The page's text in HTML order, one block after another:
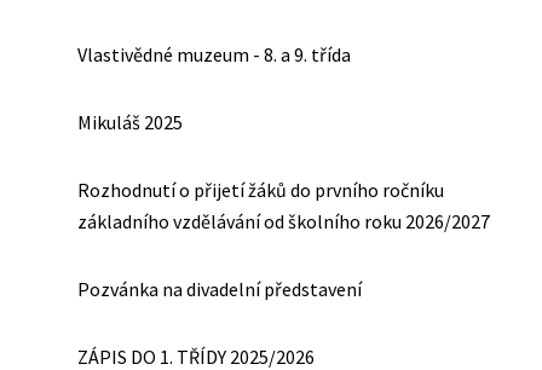
Vlastivědné muzeum - 8. a 9. třída
Mikuláš 2025
Rozhodnutí o přijetí žáků do prvního ročníku
základního vzdělávání od školního roku 2026/2027
Pozvánka na divadelní představení
ZÁPIS DO 1. TŘÍDY 2025/2026